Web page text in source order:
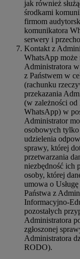
jak również
środkami
firmom
komunikatora
serwery i
Kontakt z
WhatsApp
Administratora
z Państwem w
(rachunku
przekazania
(w zależności
WhatsApp) w
Administrator
osobowych tylko
udzielenia
sprawy, której
przetwarzania
niezbędność ich
osoby, której
umowa o
Państwa z
Informacyjno-
pozostałych
Administratora
zgłoszonej
Administratora
RODO).